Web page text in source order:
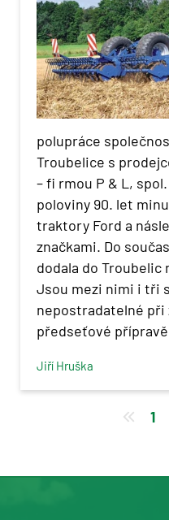
polupráce
Troubelice s
– fi rmou P & L,
poloviny 90. let
traktory Ford a
značkami. Do
dodala do
Jsou mezi nimi i tři
nepostradatelné při
předseťové
Jiří Hruška
1